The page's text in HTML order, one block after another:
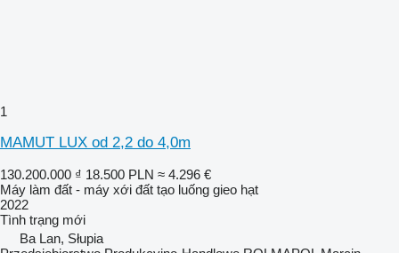
1
MAMUT LUX od 2,2 do 4,0m
130.200.000 ₫ 18.500 PLN ≈ 4.296 €
Máy làm đất - máy xới đất tạo luống gieo hạt
2022
Tình trạng mới
Ba Lan, Słupia